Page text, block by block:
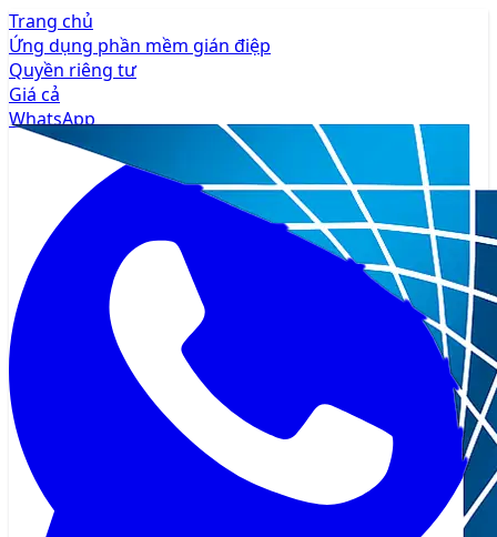
Trang chủ
Ứng dụng phần mềm gián điệp
Quyền riêng tư
Giá cả
WhatsApp